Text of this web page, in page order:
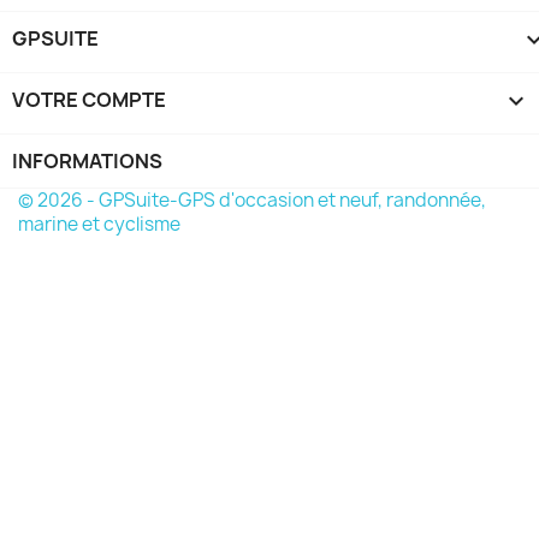
GPSUITE
VOTRE COMPTE 
INFORMATIONS
© 2026 - GPSuite-GPS d'occasion et neuf, randonnée,
marine et cyclisme